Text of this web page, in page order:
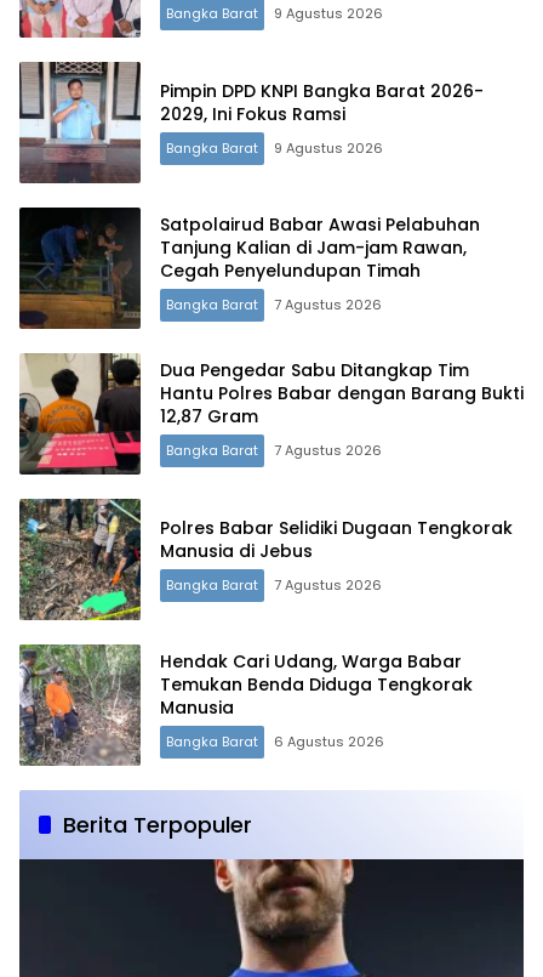
Bangka Barat 9 Agustus 2026
Pimpin DPD KNPI Bangka Barat 2026-
2029, Ini Fokus Ramsi
Bangka Barat 9 Agustus 2026
Satpolairud Babar Awasi Pelabuhan
Tanjung Kalian di Jam-jam Rawan,
Cegah Penyelundupan Timah
Bangka Barat 7 Agustus 2026
Dua Pengedar Sabu Ditangkap Tim
Hantu Polres Babar dengan Barang Bukti
12,87 Gram
Bangka Barat 7 Agustus 2026
Polres Babar Selidiki Dugaan Tengkorak
Manusia di Jebus
Bangka Barat 7 Agustus 2026
Hendak Cari Udang, Warga Babar
Temukan Benda Diduga Tengkorak
Manusia
Bangka Barat 6 Agustus 2026
Berita Terpopuler